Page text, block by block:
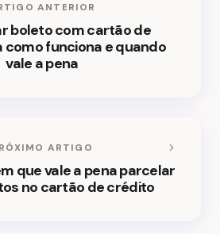
ANTERIOR
boleto com cartão de
como funciona e quando
vale a pena
ARTIGO
que vale a pena parcelar
no cartão de crédito